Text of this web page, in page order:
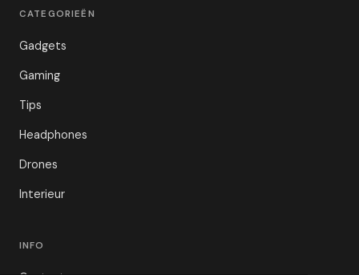
CATEGORIEËN
Gadgets
Gaming
Tips
Headphones
Drones
Interieur
INFO